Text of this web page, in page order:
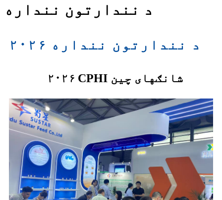
د نندارتون ننداره
د نندارتون ننداره ۲۰۲۶
۲۰۲۶ CPHI شانګهای چین